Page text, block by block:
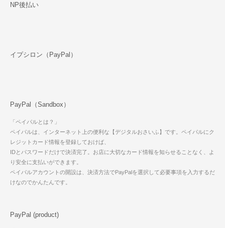
NP後払い
イプシロン（PayPal）
PayPal（Sandbox）
「ペイパルとは？」
ペイパルは、インターネット上の便利な【デジタルおさいふ】です。ペイパルにク
レジットカード情報を登録しておけば、
IDとパスワードだけで決済完了。お店に大切なカード情報を知らせることなく、よ
り安全に支払いができます。
ペイパルアカウントの開設は、決済方法でPayPalを選択して必要事項を入力するだ
けなのでかんたんです。
PayPal (product)